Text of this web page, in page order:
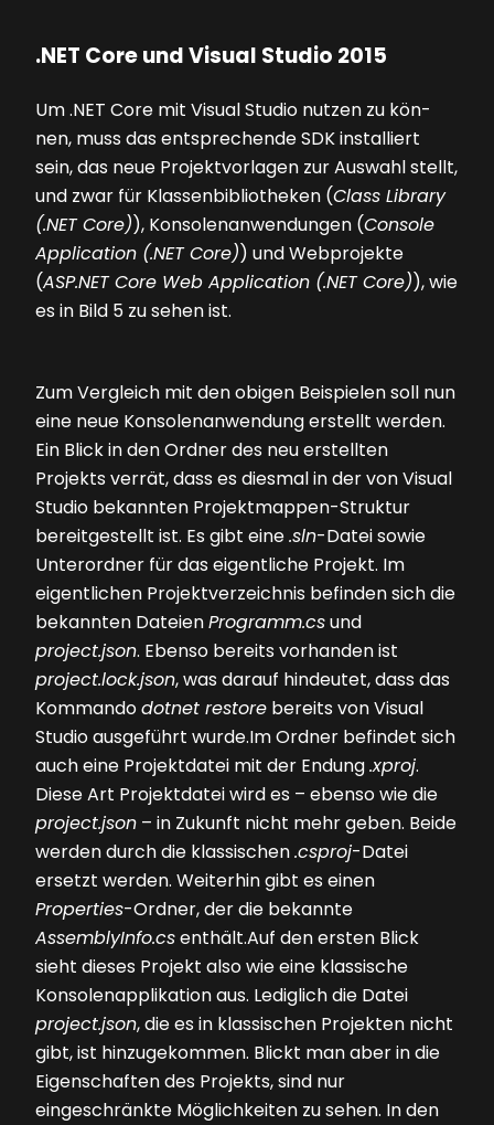
.NET Core und Visual Studio 2015
Um .NET Core mit Visual Studio nutzen zu kön-
nen, muss das entsprechende SDK installiert
sein, das neue Projektvorlagen zur Auswahl stellt,
und zwar für Klassenbibliotheken (Class Library
(.NET Core)), Konsolenanwendungen (Console
Application (.NET Core)) und Webprojekte
(ASP.NET Core Web Application (.NET Core)), wie
es in Bild 5 zu sehen ist.
Zum Vergleich mit den obigen Beispielen soll nun
eine neue Konsolenanwendung erstellt werden.
Ein Blick in den Ordner des neu erstellten
Projekts verrät, dass es diesmal in der von Visual
Studio bekannten Projektmappen-Struktur
bereitgestellt ist. Es gibt eine.sln-Datei sowie
Unterordner für das eigentliche Projekt. Im
eigentlichen Projektverzeichnis befinden sich die
bekannten DateienProgramm.csund
project.json. Ebenso bereits vorhanden ist
project.lock.json, was darauf hindeutet, dass das
Kommandodotnet restore bereits von Visual
Studio ausgeführt wurde.Im Ordner befindet sich
auch eine Projektdatei mit der Endung.xproj.
Diese Art Projektdatei wird es – ebenso wie die
project.json – in Zukunft nicht mehr geben. Beide
werden durch die klassischen.csproj-Datei
ersetzt werden. Weiterhin gibt es einen
Properties-Ordner, der die bekannte
AssemblyInfo.csenthält.Auf den ersten Blick
sieht dieses Projekt also wie eine klassische
Konsolenapplikation aus. Lediglich die Datei
project.json, die es in klassischen Projekten nicht
gibt, ist hinzugekommen. Blickt man aber in die
Eigenschaften des Projekts, sind nur
eingeschränkte Möglichkeiten zu sehen. In den